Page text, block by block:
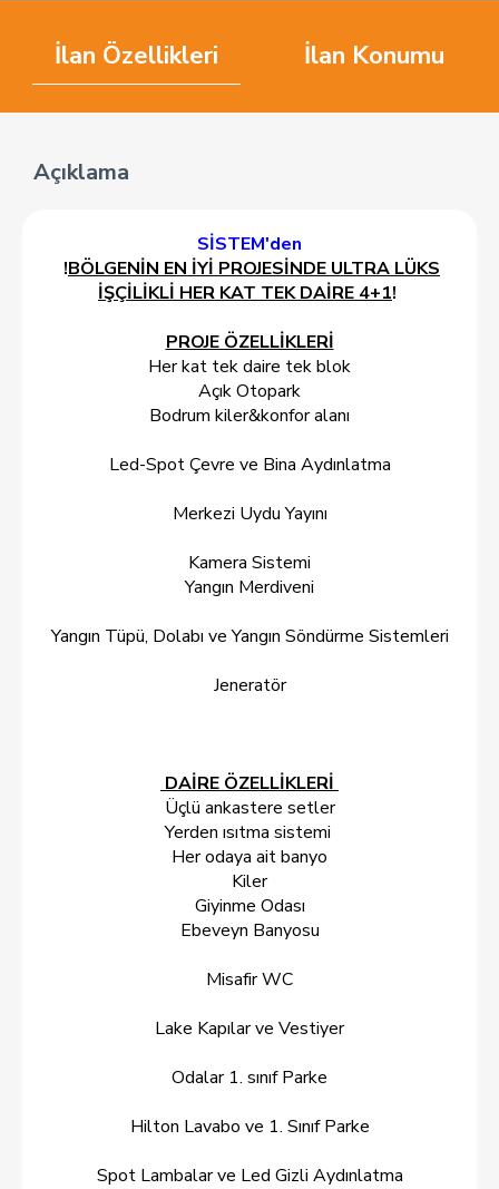
İlan Özellikleri İlan Konumu
Açıklama
SİSTEM'den
!BÖLGENİN EN İYİ PROJESİNDE ULTRA LÜKS
İŞÇİLİKLİ HER KAT TEK DAİRE 4+1!
PROJE ÖZELLİKLERİ
Her kat tek daire tek blok
Açık Otopark
Bodrum kiler&konfor alanı
Led-Spot Çevre ve Bina Aydınlatma
Merkezi Uydu Yayını
Kamera Sistemi
Yangın Merdiveni
Yangın Tüpü, Dolabı ve Yangın Söndürme Sistemleri
Jeneratör
DAİRE ÖZELLİKLERİ
Üçlü ankastere setler
Yerden ısıtma sistemi
Her odaya ait banyo
Kiler
Giyinme Odası
Ebeveyn Banyosu
Misafir WC
Lake Kapılar ve Vestiyer
Odalar 1. sınıf Parke
Hilton Lavabo ve 1. Sınıf Parke
Spot Lambalar ve Led Gizli Aydınlatma